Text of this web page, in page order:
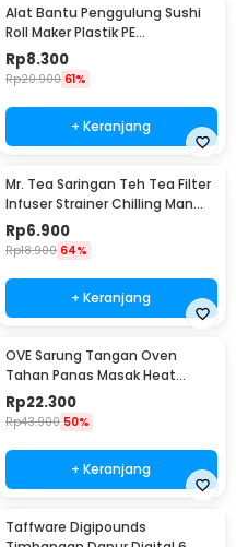
Alat Bantu Penggulung Sushi
Roll Maker Plastik PE
22x20.5x0.1cm - E1119
Rp8.300
Rp20.900 61%
+ Keranjang
Mr. Tea Saringan Teh Tea Filter
Infuser Strainer Chilling Man
Silicon - MR03
Rp6.900
Rp18.900 64%
+ Keranjang
OVE Sarung Tangan Oven
Tahan Panas Masak Heat
Resistant Gloves - 540F
Rp22.300
Rp43.900 50%
+ Keranjang
Taffware Digipounds